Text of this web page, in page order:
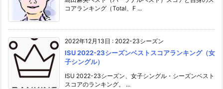
コアランキング（Total、F ...
2022年12月13日 : 2022-23シーズン
ISU 2022-23シーズンベストスコアランキング（女
子シングル）
ISU 2022-23シーズン、女子シングル・シーズンベスト
スコアのランキング。 ...